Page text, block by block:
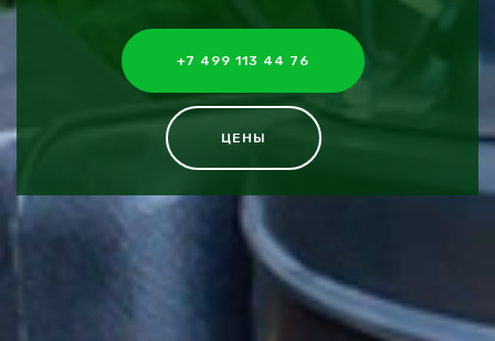
+7 499 113 44 76
ЦЕНЫ